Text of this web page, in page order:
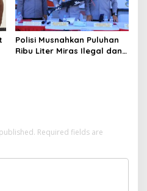
Polisi Musnahkan Puluhan
Ribu Liter Miras Ilegal dan
Required fields are